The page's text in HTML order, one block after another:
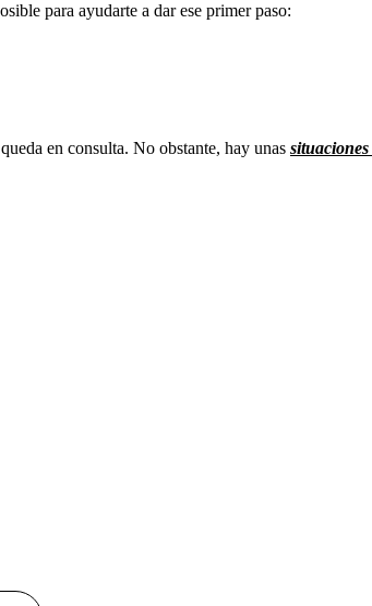
para ayudarte a dar ese primer paso:
en consulta. No obstante, hay unas situaciones